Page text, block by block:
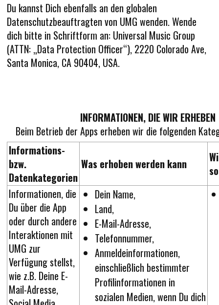
Du kannst Dich ebenfalls an den globalen
Datenschutzbeauftragten von UMG wenden.Wende
dich bitte in Schriftform an: Universal Music Group
(ATTN: „Data Protection Officer“), 2220 Colorado Ave,
Santa Monica, CA 90404, USA.
INFORMATIONEN, DIE WIR ERHEBEN
Beim Betrieb der Apps erheben wir die folgenden
Informations-
bzw.
Datenkategorien
Was erhoben werden kann
Informationen, die
Du über die App
oder durch andere
Interaktionen mit
UMG zur
Verfügung stellst,
wie z.B. Deine E-
Mail-Adresse,
Dein Name,
Land,
E-Mail-Adresse,
Telefonnummer,
Anmeldeinformationen,
einschließlich bestimmter
Profilinformationen in
sozialen Medien, wenn Du dich